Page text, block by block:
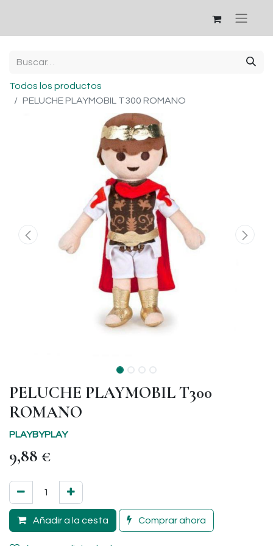
Todos los productos
PELUCHE PLAYMOBIL T300 ROMANO
PELUCHE PLAYMOBIL T300
ROMANO
PLAYBYPLAY
9,88 €
Añadir a la cesta Comprar ahora